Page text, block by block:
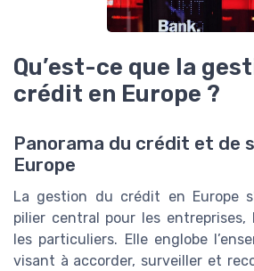
Qu’est-ce que la
crédit en Europe ?
Panorama du crédit et de
Europe
La gestion du crédit en Europe
pilier central pour les entreprises,
les particuliers. Elle englobe
visant à accorder, surveiller et